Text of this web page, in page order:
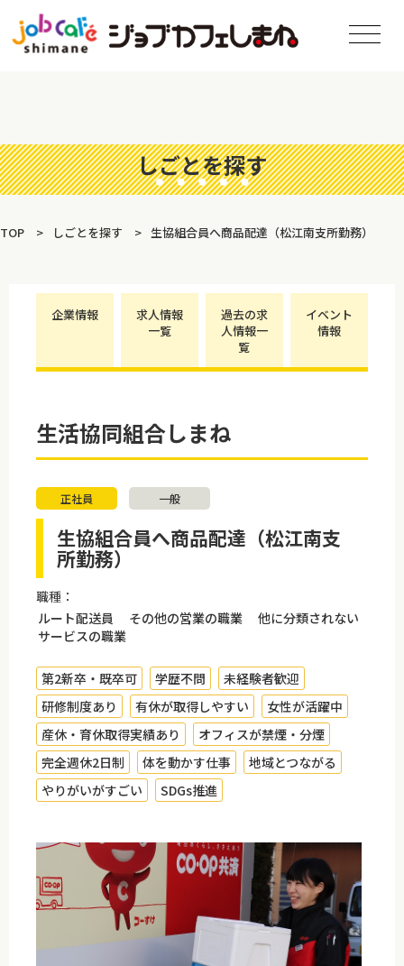
しごとを探す
TOP しごとを探す 生協組合員へ商品配達（松江南支所勤務）
企業情報
求人情報
一覧
過去の求
人情報一
覧
イベント
情報
生活協同組合しまね
正社員 一般
生協組合員へ商品配達（松江南支
所勤務）
職種：
ルート配送員 その他の営業の職業 他に分類されない
サービスの職業
第2新卒・既卒可 学歴不問
未経験者歓迎
研修制度あり
有休が取得しやすい
女性が活躍中
産休・育休取得実績あり
オフィスが禁煙・分煙
完全週休2日制
体を動かす仕事
地域とつながる
やりがいがすごい
SDGs推進